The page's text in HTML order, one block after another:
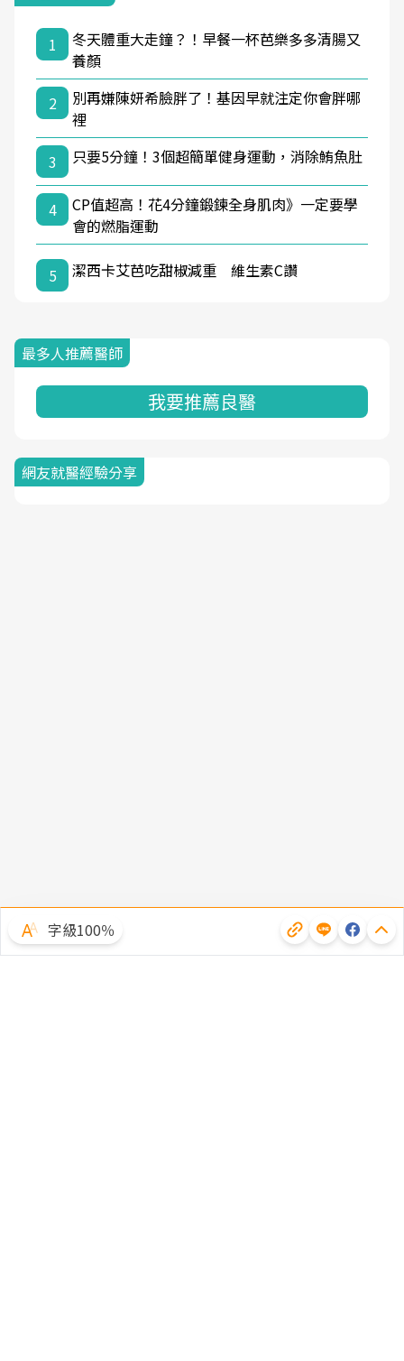
1
冬天體重大走鐘？！早餐一杯芭樂多多清腸又
養顏
2
別再嫌陳妍希臉胖了！基因早就注定你會胖哪
裡
3
只要5分鐘！3個超簡單健身運動，消除鮪魚肚
4
CP值超高！花4分鐘鍛鍊全身肌肉》一定要學
會的燃脂運動
5 潔西卡艾芭吃甜椒減重 維生素C讚
最多人推薦醫師
我要推薦良醫
網友就醫經驗分享
字級100％